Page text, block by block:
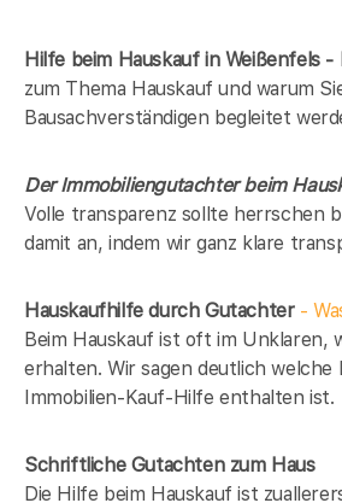
Hilfe beim Hauskauf in Weißenfels -
zum Thema Hauskauf und warum
Bausachverständigen begleitet
Der Immobiliengutachter beim
Volle transparenz sollte herrschen
damit an, indem wir ganz klare
Hauskaufhilfe durch Gutachter-
Beim Hauskauf ist oft im Unklaren,
erhalten. Wir sagen deutlich welche
Immobilien-Kauf-Hilfe enthalten ist.
Schriftliche Gutachten zum Haus
Die Hilfe beim Hauskauf ist